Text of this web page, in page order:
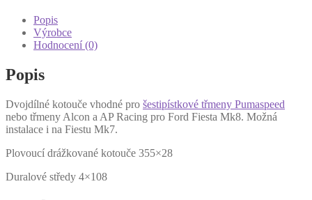
Mk8
množství
Popis
Výrobce
Hodnocení (0)
Popis
Dvojdílné kotouče vhodné pro šestipístkové třmeny Pumaspeed
nebo třmeny Alcon a AP Racing pro Ford Fiesta Mk8. Možná
instalace i na Fiestu Mk7.
Plovoucí drážkované kotouče 355×28
Duralové středy 4×108